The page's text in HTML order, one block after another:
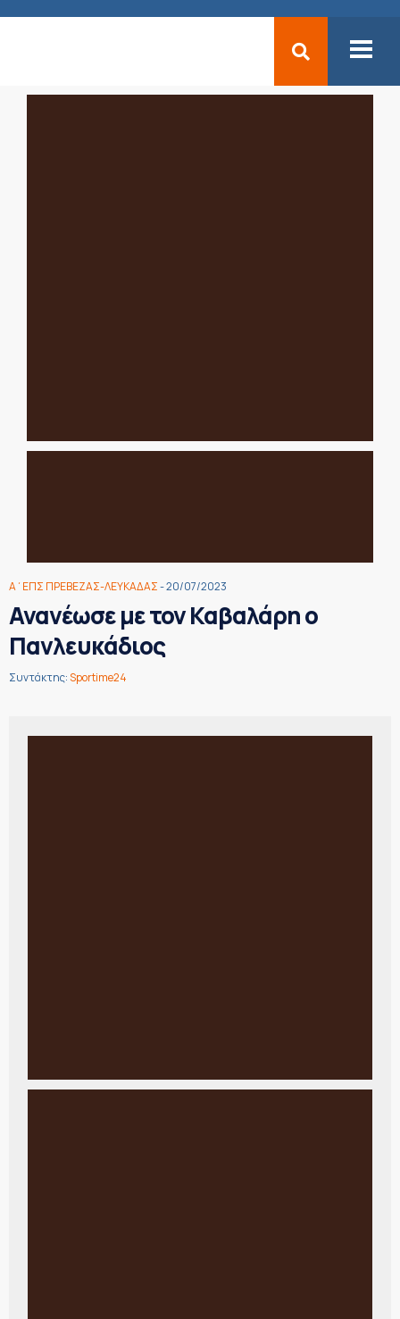
Α΄ΕΠΣ ΠΡΕΒΕΖΑΣ-ΛΕΥΚΑΔΑΣ- 20/07/2023
Ανανέωσε με τον Καβαλάρη ο
Πανλευκάδιος
Συντάκτης:Sportime24